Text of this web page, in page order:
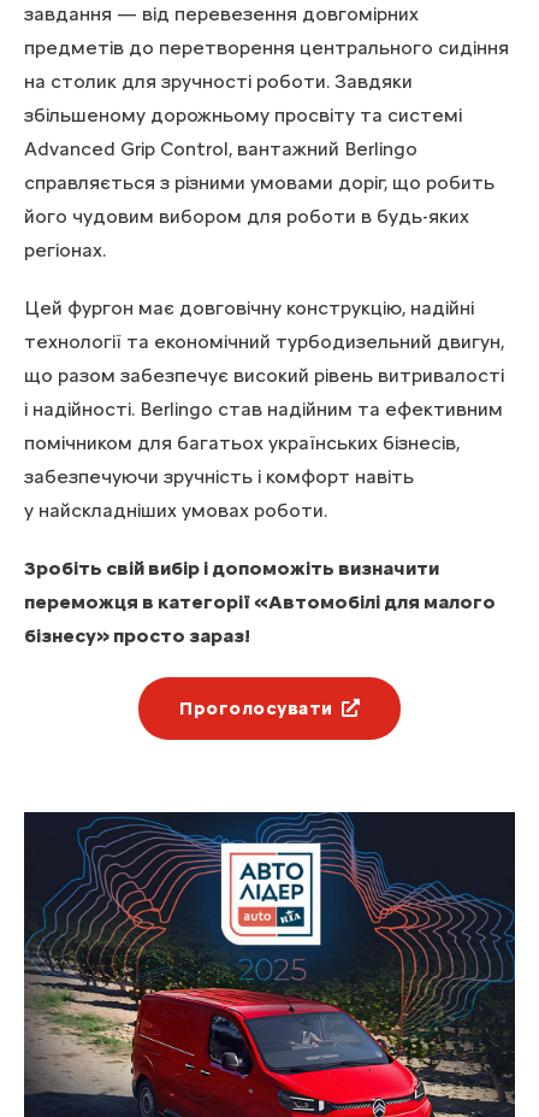
завдання — від перевезення довгомірних
предметів до перетворення центрального сидіння
на столик для зручності роботи. Завдяки
збільшеному дорожньому просвіту та системі
Advanced Grip Control, вантажний Berlingo
справляється з різними умовами доріг, що робить
його чудовим вибором для роботи в будь-яких
регіонах.
Цей фургон має довговічну конструкцію, надійні
технології та економічний турбодизельний двигун,
що разом забезпечує високий рівень витривалості
і надійності. Berlingo став надійним та ефективним
помічником для багатьох українських бізнесів,
забезпечуючи зручність і комфорт навіть
у найскладніших умовах роботи.
Зробіть свій вибір і допоможіть визначити
переможця в категорії «Автомобілі для малого
бізнесу» просто зараз!
Проголосувати